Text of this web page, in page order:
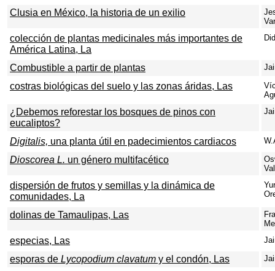
Clusia en México, la historia de un exilio
colección de plantas medicinales más importantes de
América Latina, La
Combustible a partir de plantas
costras biológicas del suelo y las zonas áridas, Las
¿Debemos reforestar los bosques de pinos con
eucaliptos?
Digitalis, una planta útil en padecimientos cardiacos
Dioscorea L. un género multifacético
dispersión de frutos y semillas y la dinámica de
comunidades, La
dolinas de Tamaulipas, Las
especias, Las
esporas de Lycopodium clavatum y el condón, Las